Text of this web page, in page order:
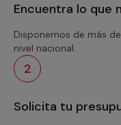
Encuentra lo que
Disponemos de más
nivel nacional.
2
Solicita tu